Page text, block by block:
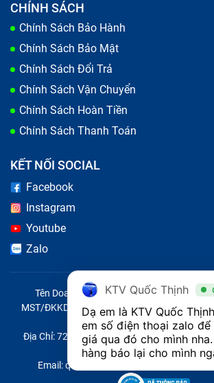
CHÍNH SÁCH
Chính Sách Bảo Hành
Chính Sách Bảo Mật
Chính Sách Đổi Trả
Chính Sách Vận Chuyển
Chính Sách Hoàn Tiền
Chính Sách Thanh Toán
KẾT NỐI SOCIAL
Facebook
Instagram
Youtube
Zalo
Tên Doanh Nghiệp: CÔNG TY TNHH CITY
MST/ĐKKD/QĐTL: 0316569346 do sở KHĐT
14/04/2023
Địa Chỉ: 721 Trường Chinh, Phường Tây
Thành phố Hồ Chí Minh, Việt
Email: quoc@baohanhone.com | Điện
KTV Quốc Thịnh
Dạ em là KTV Quốc
em số điện thoại zalo để
giá qua đó cho mình
hàng báo lại cho mình